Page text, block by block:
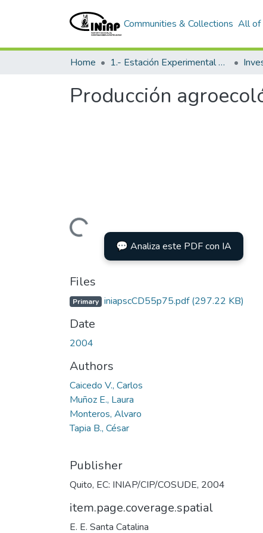
Communities & Collections All of
Home 1.- Estación Experimental Santa Catalina
Producción
Loading... 💬 Analiza este PDF con IA
Files
Primary iniapscCD55p75.pdf(297.22 KB)
Date
2004
Authors
Caicedo V., Carlos
Muñoz E., Laura
Monteros, Alvaro
Tapia B., César
Publisher
Quito, EC: INIAP/CIP/COSUDE, 2004
item.page.coverage.spatial
E. E. Santa Catalina